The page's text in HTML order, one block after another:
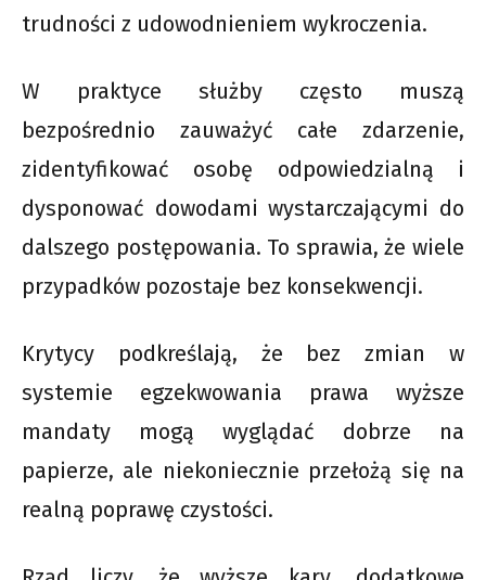
trudności z udowodnieniem wykroczenia.
W praktyce służby często muszą
bezpośrednio zauważyć całe zdarzenie,
zidentyfikować osobę odpowiedzialną i
dysponować dowodami wystarczającymi do
dalszego postępowania. To sprawia, że wiele
przypadków pozostaje bez konsekwencji.
Krytycy podkreślają, że bez zmian w
systemie egzekwowania prawa wyższe
mandaty mogą wyglądać dobrze na
papierze, ale niekoniecznie przełożą się na
realną poprawę czystości.